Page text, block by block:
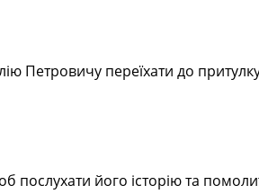
Петровичу переїхати до
його історію та